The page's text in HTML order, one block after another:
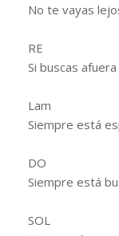
No te vayas
RE
Si buscas
Lam
Siempre está
DO
Siempre está
SOL